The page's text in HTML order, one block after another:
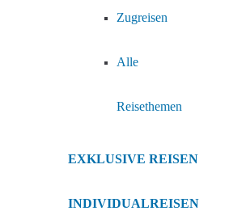
Zugreisen
Alle
Reisethemen
EXKLUSIVE REISEN
INDIVIDUALREISEN